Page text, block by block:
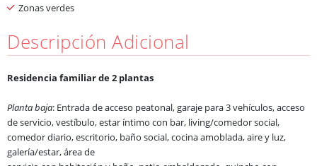
Zonas verdes
Descripción Adicional
Residencia familiar de 2 plantas
Planta baja: Entrada de acceso peatonal, garaje para 3 vehículos, acceso
de servicio, vestíbulo, estar íntimo con bar, living/comedor social,
comedor diario, escritorio, baño social, cocina amoblada, aire y luz,
galería/estar, área de